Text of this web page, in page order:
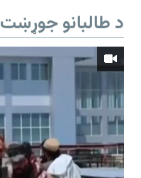
د طالبانو جوړښت